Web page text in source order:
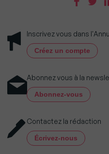
Inscrivez vous dans
Créez un compte
Abonnez vous à la
Abonnez-vous
Contactez la rédaction
Écrivez-nous